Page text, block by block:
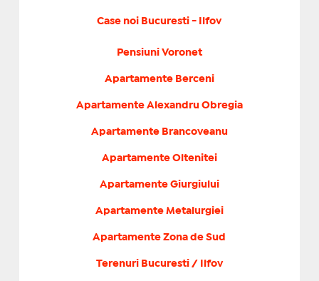
Case noi Bucuresti - Ilfov
Pensiuni Voronet
Apartamente Berceni
Apartamente Alexandru Obregia
Apartamente Brancoveanu
Apartamente Oltenitei
Apartamente Giurgiului
Apartamente Metalurgiei
Apartamente Zona de Sud
Terenuri Bucuresti / Ilfov